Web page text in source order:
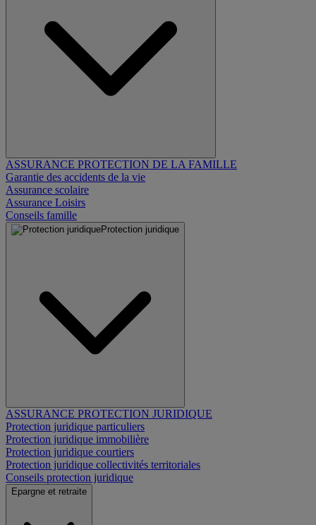
ASSURANCE PROTECTION DE LA FAMILLE
Garantie des accidents de la vie
Assurance scolaire
Assurance Loisirs
Conseils famille
Protection juridique
ASSURANCE PROTECTION JURIDIQUE
Protection juridique particuliers
Protection juridique immobilière
Protection juridique courtiers
Protection juridique collectivités territoriales
Conseils protection juridique
Epargne et retraite